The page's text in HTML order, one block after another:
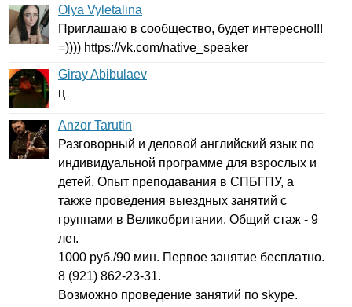
Olya Vyletalina
Приглашаю в сообщество, будет интересно!!!
=)))) https://vk.com/native speaker
Giray Abibulaev
ц
Anzor Tarutin
Разговорный и деловой английский язык по
индивидуальной программе для взрослых и
детей. Опыт преподавания в СПБГПУ, а
также проведения выездных занятий с
группами в Великобритании. Общий стаж - 9
лет.
1000 руб./90 мин. Первое занятие бесплатно.
8 (921) 862-23-31.
Возможно проведение занятий по skype.